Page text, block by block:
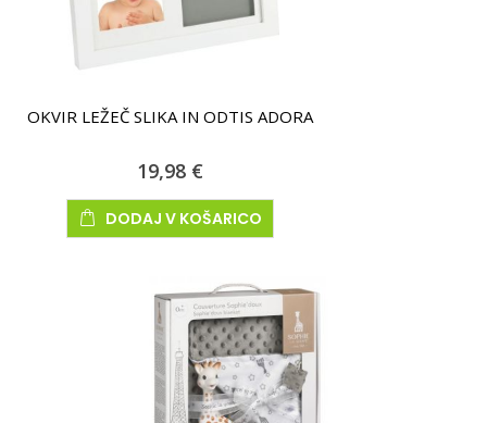
OKVIR LEŽEČ SLIKA IN ODTIS ADORA
19,98 €
DODAJ V KOŠARICO